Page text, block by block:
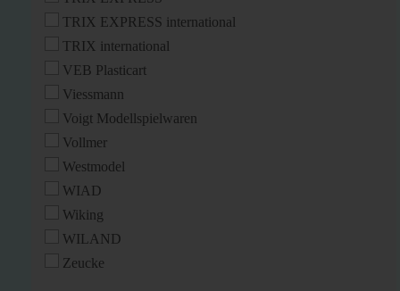
TRIX EXPRESS international
TRIX international
VEB Plasticart
Viessmann
Voigt Modellspielwaren
Vollmer
Westmodel
WIAD
Wiking
WILAND
Zeucke